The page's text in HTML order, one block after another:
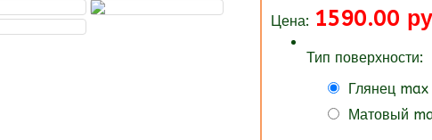
Цена: 1590.00
Тип поверхности:
Глянец
Матовый